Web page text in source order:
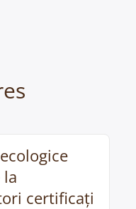
certificați